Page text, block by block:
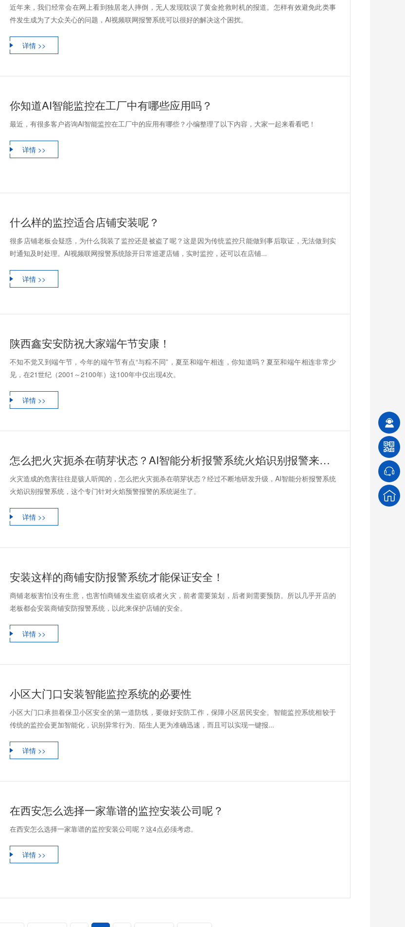
近年来，我们经常会在网上看到独居老人摔倒，无人发现耽误了黄金抢救时机的报道。怎样有效避免此类事
件发生成为了大众关心的问题，AI视频联网报警系统可以很好的解决这个困扰。
详情 >>
你知道AI智能监控在工厂中有哪些应用吗？
最近，有很多客户咨询AI智能监控在工厂中的应用有哪些？小编整理了以下内容，大家一起来看看吧！
详情 >>
什么样的监控适合店铺安装呢？
很多店铺老板会疑惑，为什么我装了监控还是被盗了呢？这是因为传统监控只能做到事后取证，无法做到实
时通知及时处理。AI视频联网报警系统除开日常巡逻店铺，实时监控，还可以在店铺...
详情 >>
陕西鑫安安防祝大家端午节安康！
不知不觉又到端午节，今年的端午节有点“与粽不同”，夏至和端午相连，你知道吗？夏至和端午相连非常少
见，在21世纪（2001～2100年）这100年中仅出现4次。
详情 >>
怎么把火灾扼杀在萌芽状态？AI智能分析报警系统火焰识别报警来助力！
火灾造成的危害往往是骇人听闻的，怎么把火灾扼杀在萌芽状态？经过不断地研发升级，AI智能分析报警系统
火焰识别报警系统，这个专门针对火焰预警报警的系统诞生了。
详情 >>
安装这样的商铺安防报警系统才能保证安全！
商铺老板害怕没有生意，也害怕商铺发生盗窃或者火灾，前者需要策划，后者则需要预防。所以几乎开店的
老板都会安装商铺安防报警系统，以此来保护店铺的安全。
详情 >>
小区大门口安装智能监控系统的必要性
小区大门口承担着保卫小区安全的第一道防线，要做好安防工作，保障小区居民安全。智能监控系统相较于
传统的监控会更加智能化，识别异常行为、陌生人更为准确迅速，而且可以实现一键报...
详情 >>
在西安怎么选择一家靠谱的监控安装公司呢？
在西安怎么选择一家靠谱的监控安装公司呢？这4点必须考虑。
详情 >>